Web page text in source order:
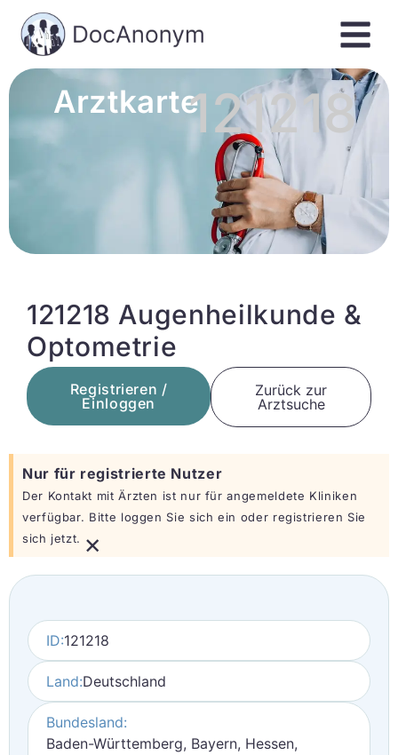
Arztkarte121218
121218 Augenheilkunde &
Optometrie
Registrieren /
Einloggen
Zurück zur
Arztsuche
Nur für registrierte Nutzer
Der Kontakt mit Ärzten ist nur für angemeldete Kliniken
verfügbar. Bitte loggen Sie sich ein oder registrieren Sie
sich jetzt. ×
ID:121218
Land:Deutschland
Bundesland:
Baden-Württemberg, Bayern, Hessen,